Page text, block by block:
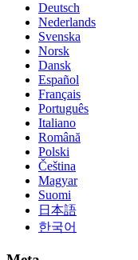
Deutsch
Nederlands
Svenska
Norsk
Dansk
Español
Français
Português
Italiano
Română
Polski
Čeština
Magyar
Suomi
日本語
한국어